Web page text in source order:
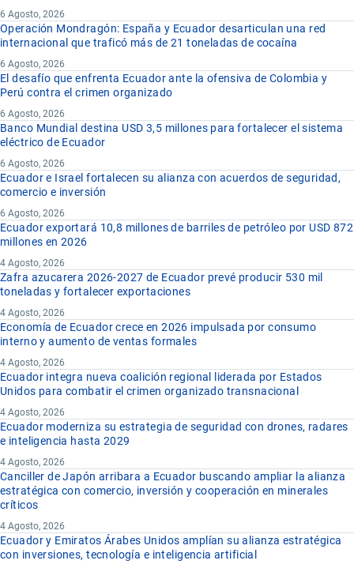
6 Agosto, 2026
Operación Mondragón: España y Ecuador desarticulan una red
internacional que traficó más de 21 toneladas de cocaína
6 Agosto, 2026
El desafío que enfrenta Ecuador ante la ofensiva de Colombia y
Perú contra el crimen organizado
6 Agosto, 2026
Banco Mundial destina USD 3,5 millones para fortalecer el sistema
eléctrico de Ecuador
6 Agosto, 2026
Ecuador e Israel fortalecen su alianza con acuerdos de seguridad,
comercio e inversión
6 Agosto, 2026
Ecuador exportará 10,8 millones de barriles de petróleo por USD 872
millones en 2026
4 Agosto, 2026
Zafra azucarera 2026-2027 de Ecuador prevé producir 530 mil
toneladas y fortalecer exportaciones
4 Agosto, 2026
Economía de Ecuador crece en 2026 impulsada por consumo
interno y aumento de ventas formales
4 Agosto, 2026
Ecuador integra nueva coalición regional liderada por Estados
Unidos para combatir el crimen organizado transnacional
4 Agosto, 2026
Ecuador moderniza su estrategia de seguridad con drones, radares
e inteligencia hasta 2029
4 Agosto, 2026
Canciller de Japón arribara a Ecuador buscando ampliar la alianza
estratégica con comercio, inversión y cooperación en minerales
críticos
4 Agosto, 2026
Ecuador y Emiratos Árabes Unidos amplían su alianza estratégica
con inversiones, tecnología e inteligencia artificial